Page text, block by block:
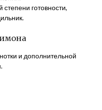
степени готовности,
и дополнительной